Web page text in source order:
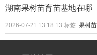
湖南果树苗育苗基地在哪
2026-07-21 13:18:13 标签:果树苗